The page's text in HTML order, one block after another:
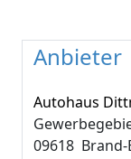
Anbieter
Autohaus
09618